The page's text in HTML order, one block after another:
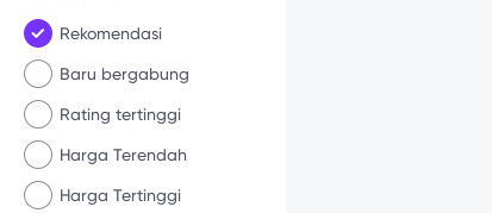
Rekomendasi
Baru bergabung
Rating tertinggi
Harga Terendah
Harga Tertinggi